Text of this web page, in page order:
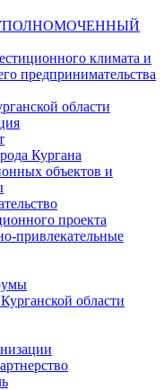
климата и
предпринимательства
области
Кургана
объектов и
проекта
привлекательные
области